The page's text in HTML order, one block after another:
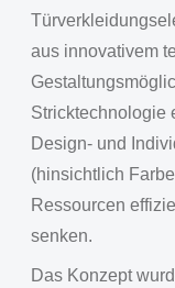
aus innovativem
Stricktechnologie
Design- und
(hinsichtlich
Ressourcen
senken.
Das Konzept